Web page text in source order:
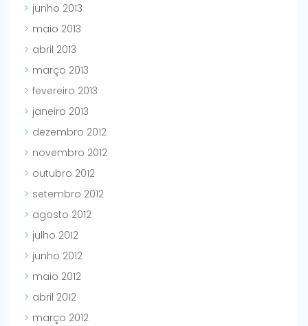
junho 2013
maio 2013
abril 2013
março 2013
fevereiro 2013
janeiro 2013
dezembro 2012
novembro 2012
outubro 2012
setembro 2012
agosto 2012
julho 2012
junho 2012
maio 2012
abril 2012
março 2012